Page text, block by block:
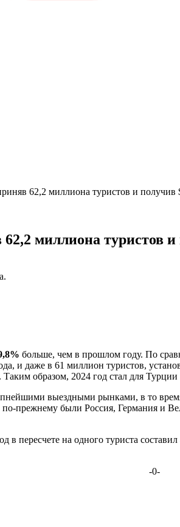
62,2 миллиона туристов и получив
миллиона туристов и
больше, чем в прошлом году. По
и даже в 61 миллион туристов,
образом, 2024 год стал для
выездными рынками, в то
прежнему были Россия, Германия и
в пересчете на одного туриста составил
-0-